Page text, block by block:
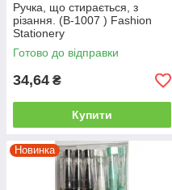
Ручка, що стирається, з
різання. (В-1007 ) Fashion
Stationery
Готово до відправки
34,64 ₴
Купити
Новинка